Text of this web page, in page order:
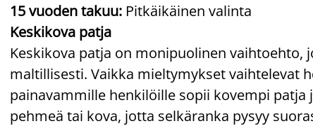
15 vuoden takuu: Pitkäikäinen valinta
Keskikova patja
Keskikova patja on monipuolinen
maltillisesti. Vaikka mieltymykset vaihtelevat
painavammille henkilöille sopii kovempi patja
pehmeä tai kova, jotta selkäranka pysyy